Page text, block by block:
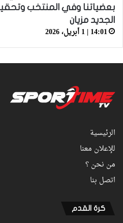
بعضياتنا وفي المنتخب
الجديد مزيان
14:01 | 1 أبريل، 2026
الرئيسية
للإعلان معنا
من نحن ؟
اتصل بنا
كرة القدم